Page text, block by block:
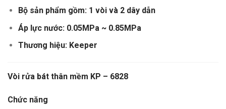
Bộ sản phẩm gồm: 1 vòi và 2 dây dẫn
Áp lực nước: 0.05MPa ~ 0.85MPa
Thương hiệu: Keeper
Vòi rửa bát thân mềm KP – 6828
Chức năng